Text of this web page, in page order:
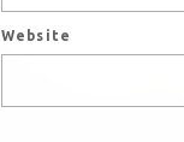
Website